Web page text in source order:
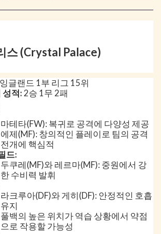
스 (Crystal Palace)
잉글랜드 1부 리그 15위
성적: 2승 1무 2패
마테타(FW): 복귀로 공격에 다양성 제공
에제(MF): 창의적인 플레이로 팀의 공격
전개에 핵심적
드:
두쿠레(MF)와 레르마(MF): 중원에서 강
한 수비력 발휘
라크루아(DF)와 게히(DF): 안정적인 호흡
유지
풀백의 높은 위치가 역습 상황에서 약점
으로 작용할 가능성